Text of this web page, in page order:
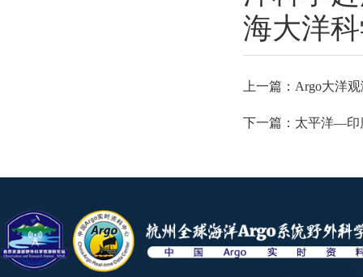
海大洋
上一篇： Argo大洋
下一篇： 太平洋—印